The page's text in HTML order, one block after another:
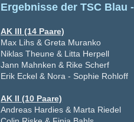
Ergebnisse der TSC Blau
AK III (14 Paare)
Max Lihs & Greta Muranko
Niklas Theune & Litta
Jann Mahnken & Rike
Erik Eckel & Nora - Sophie
AK II (10 Paare)
Andreas Hardies & Marta